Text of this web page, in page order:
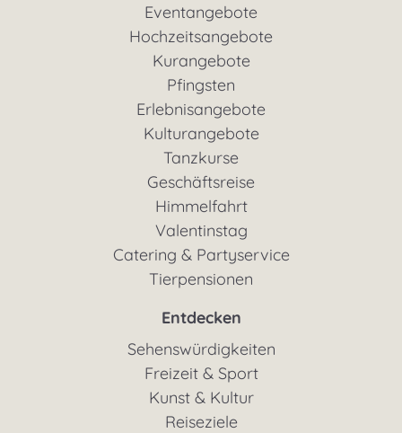
Eventangebote
Hochzeitsangebote
Kurangebote
Pfingsten
Erlebnisangebote
Kulturangebote
Tanzkurse
Geschäftsreise
Himmelfahrt
Valentinstag
Catering & Partyservice
Tierpensionen
Entdecken
Sehenswürdigkeiten
Freizeit & Sport
Kunst & Kultur
Reiseziele